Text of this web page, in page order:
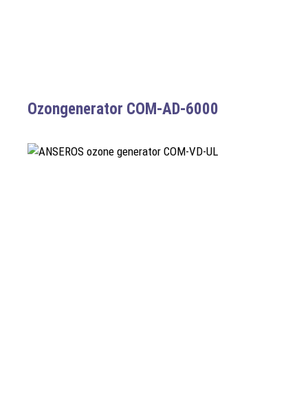
Ozongenerator COM-AD-6000